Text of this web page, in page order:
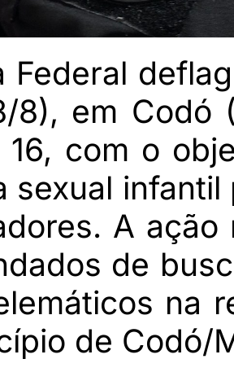
Federal
8), em Codó
16, com o
sexual
A
de
na
de Codó/